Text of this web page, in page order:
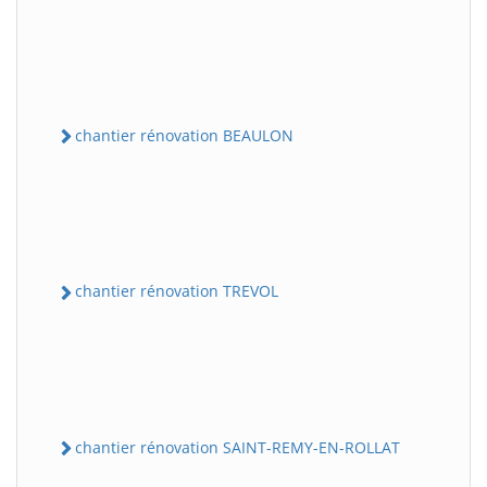
chantier rénovation BEAULON
chantier rénovation TREVOL
chantier rénovation SAINT-REMY-EN-ROLLAT